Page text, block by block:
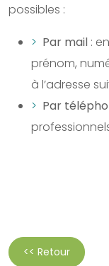
possibles :
Par mail :
prénom,
à l’adresse
Par
<< Retour